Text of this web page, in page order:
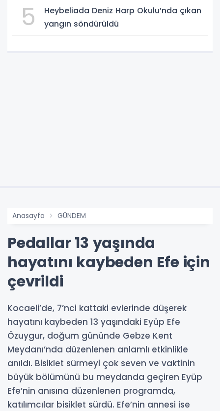
5
Heybeliada Deniz Harp Okulu’nda çıkan
yangın söndürüldü
Anasayfa GÜNDEM
Pedallar 13 yaşında
hayatını kaybeden Efe için
çevrildi
Kocaeli’de, 7’nci kattaki evlerinde düşerek
hayatını kaybeden 13 yaşındaki Eyüp Efe
Özuygur, doğum gününde Gebze Kent
Meydanı’nda düzenlenen anlamlı etkinlikle
anıldı. Bisiklet sürmeyi çok seven ve vaktinin
büyük bölümünü bu meydanda geçiren Eyüp
Efe’nin anısına düzenlenen programda,
katılımcılar bisiklet sürdü. Efe’nin annesi ise